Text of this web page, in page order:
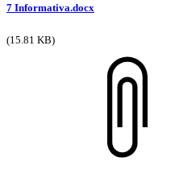
7 Informativa.docx
(15.81 KB)